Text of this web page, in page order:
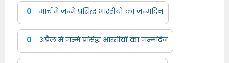
0 मार्च में जन्मे प्रसिद्ध भारतीयों का जन्मदिन
0 अप्रैल में जन्मे प्रसिद्ध भारतीयों का जन्मदिन